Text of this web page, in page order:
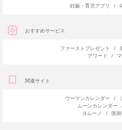
妊娠・育児アプリ /
おすすめサービス
ファーストプレゼント /
アワード
/
関連サイト
ウーマンカレンダー /
ムーンカレンダー
ヨムーノ
/ 医